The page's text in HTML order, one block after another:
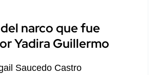
narco que fue
Yadira Guillermo
Saucedo Castro